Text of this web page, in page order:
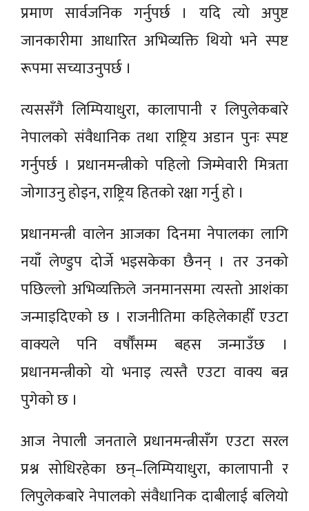
प्रमाण सार्वजनिक गर्नुपर्छ । यदि त्यो अपुष्ट
जानकारीमा आधारित अभिव्यक्ति थियो भने स्पष्ट
रूपमा सच्याउनुपर्छ ।
त्यससँगै लिम्पियाधुरा, कालापानी र लिपुलेकबारे
नेपालको संवैधानिक तथा राष्ट्रिय अडान पुनः स्पष्ट
गर्नुपर्छ । प्रधानमन्त्रीको पहिलो जिम्मेवारी मित्रता
जोगाउनु होइन, राष्ट्रिय हितको रक्षा गर्नु हो ।
प्रधानमन्त्री वालेन आजका दिनमा नेपालका लागि
नयाँ लेण्डुप दोर्जे भइसकेका छैनन् । तर उनको
पछिल्लो अभिव्यक्तिले जनमानसमा त्यस्तो आशंका
जन्माइदिएको छ । राजनीतिमा कहिलेकाहीँ एउटा
वाक्यले पनि वर्षौँसम्म बहस जन्माउँछ ।
प्रधानमन्त्रीको यो भनाइ त्यस्तै एउटा वाक्य बन्न
पुगेको छ ।
आज नेपाली जनताले प्रधानमन्त्रीसँग एउटा सरल
प्रश्न सोधिरहेका छन्–लिम्पियाधुरा, कालापानी र
लिपुलेकबारे नेपालको संवैधानिक दाबीलाई बलियो